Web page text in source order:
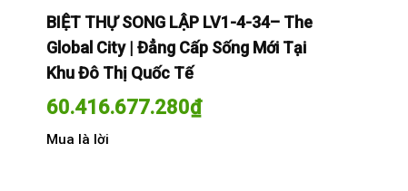
BIỆT THỰ SONG LẬP LV1-4-34– The
Global City | Đẳng Cấp Sống Mới Tại
Khu Đô Thị Quốc Tế
60.416.677.280₫
Mua là lời